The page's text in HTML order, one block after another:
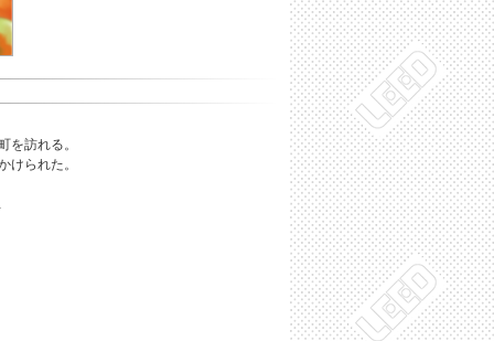
を訪れる。
けられた。